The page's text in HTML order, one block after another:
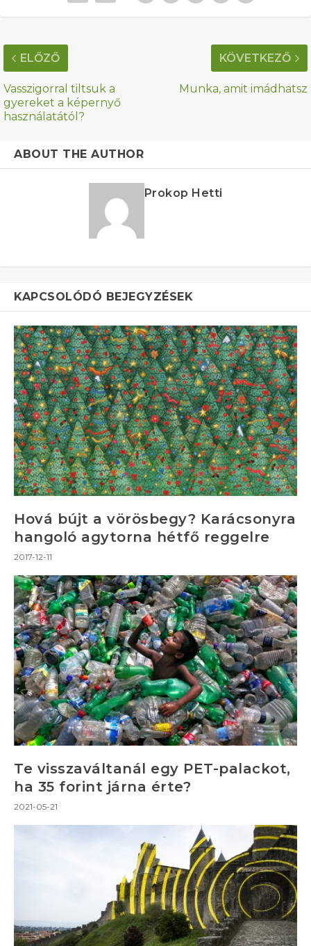
ELŐZŐ
Vasszigorral tiltsuk a
gyereket a képernyő
használatától?
KÖVETKEZŐ
Munka, amit imádhatsz
ABOUT THE AUTHOR
Prokop Hetti
KAPCSOLÓDÓ BEJEGYZÉSEK
Hová bújt a vörösbegy? Karácsonyra
hangoló agytorna hétfő reggelre
2017-12-11
Te visszaváltanál egy PET-palackot,
ha 35 forint járna érte?
2021-05-21